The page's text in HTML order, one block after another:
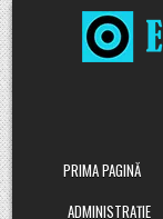
Skip
to
content
PRIMA PAGINĂ
ADMINISTRAȚIE